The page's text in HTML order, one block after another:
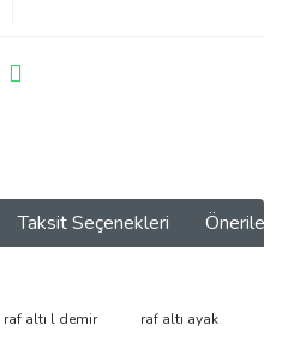
Taksit Seçenekleri
açıklamalarında ve diğer
raf altı l demir
raf altı ayak